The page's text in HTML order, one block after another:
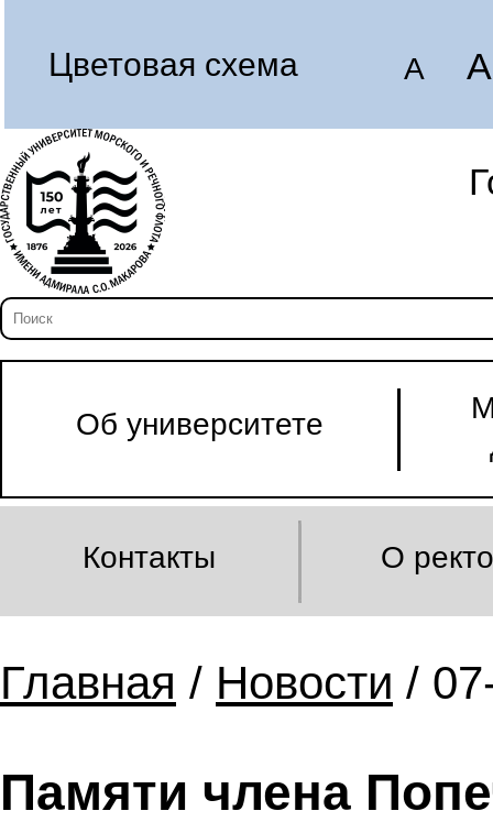
Цветовая схема A A
Об университете
Контакты О
Главная / Новости /
Памяти члена